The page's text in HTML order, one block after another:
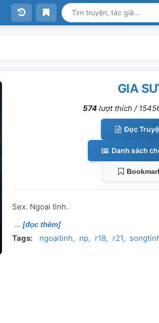
GIA SƯ
574 lượt thích /
Đọc
Danh sách
Sex. Ngoại tình.
[đọc thêm]
Tags: ngoạitinh np r18 r21